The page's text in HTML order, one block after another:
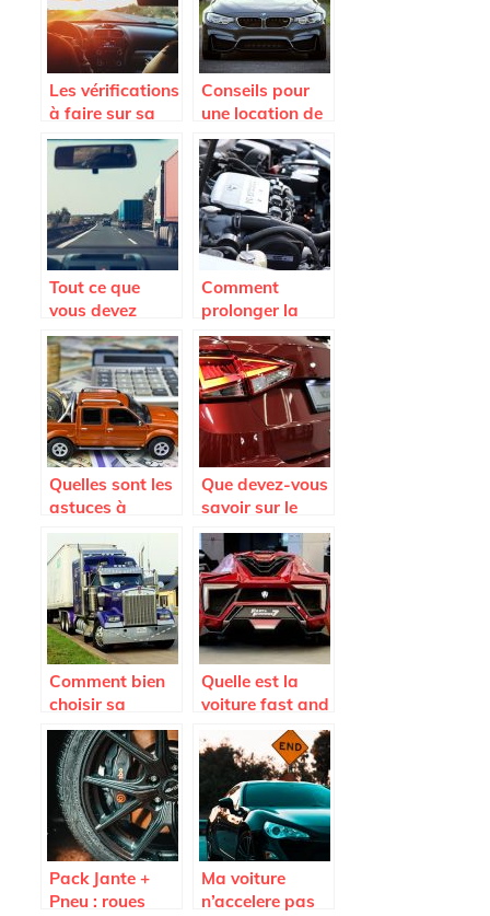
Les vérifications
à faire sur sa
voiture pour un
long trajet.
Conseils pour
une location de
voiture en
Martinique
Tout ce que
vous devez
savoir avant
l’achat d’un
pare-brise de
voiture
Comment
prolonger la
duree de vie de
son vehicule a
cout reduit ?
Quelles sont les
astuces à
payer le moins
cher possible
son assurance
auto ?
Que devez-vous
savoir sur le
Seat Arona ?
Comment bien
choisir sa
remorque ?
Quelle est la
voiture fast and
Furious 7 la plus
vendue aux
encheres ?
Pack Jante +
Pneu : roues
Ma voiture
n’accelere pas